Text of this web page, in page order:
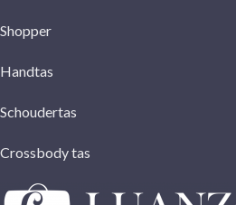
Shopper
Handtas
Schoudertas
Crossbody tas